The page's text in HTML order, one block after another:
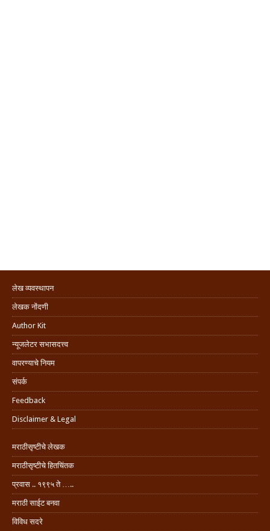
लेख व्यवस्थापन
लेखक नोंदणी
Author Kit
न्यूजलेटर सभासदत्त्व
वापरण्याचे नियम
संपर्क
Feedback
Disclaimer & Legal
मराठीसृष्टीचे लेखक
मराठीसृष्टीचे हितचिंतक
प्रवास .. १९९५ ते …..
मराठी साईट बनवा
विविध सदरे